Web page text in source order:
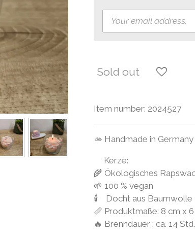
Sold out
Item number: 2024527
🫴 Handmade in Germany
Kerze:
🌾 Ökologisches
🌱 100 % vegan
🕯 Docht aus Baumwolle
📏 Produktmaße: 8 cm x
🔥 Brenndauer : ca. 14 Std.